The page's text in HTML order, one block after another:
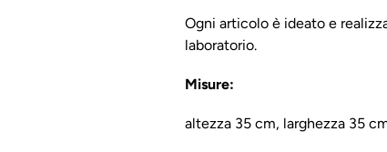
Ogni articolo è ideato e
laboratorio.
Misure:
altezza 35 cm, larghezza 35